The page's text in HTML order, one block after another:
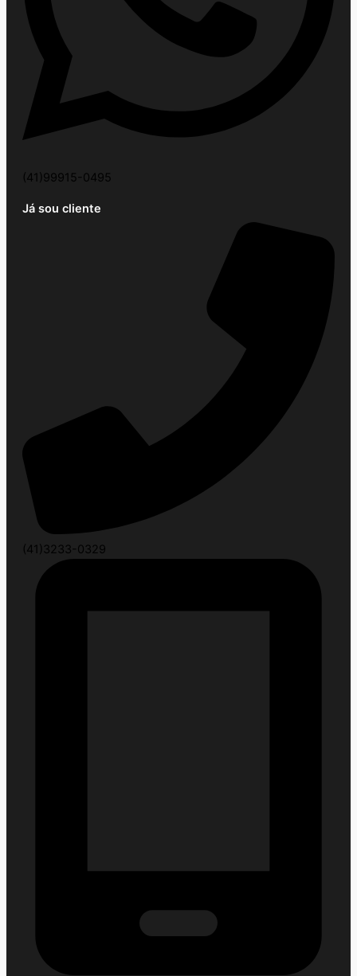
(41)99915-0495
Já sou cliente
(41)3233-0329